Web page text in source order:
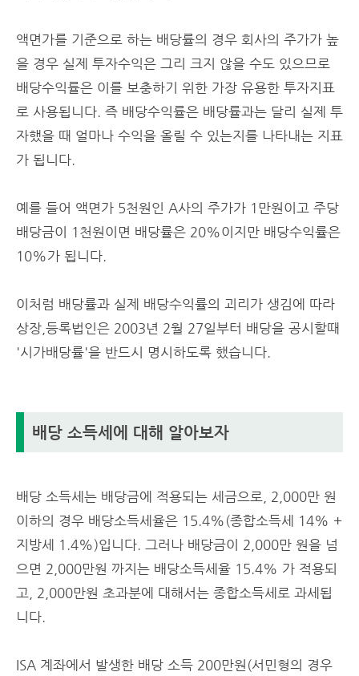
액면가를 기준으로 하는 배당률의 경우 회사의 주가가 높
을 경우 실제 투자수익은 그리 크지 않을 수도 있으므로
배당수익률은 이를 보충하기 위한 가장 유용한 투자지표
로 사용됩니다. 즉 배당수익률은 배당률과는 달리 실제 투
자했을 때 얼마나 수익을 올릴 수 있는지를 나타내는 지표
가 됩니다.
예를 들어 액면가 5천원인 A사의 주가가 1만원이고 주당
배당금이 1천원이면 배당률은 20%이지만 배당수익률은
10%가 됩니다.
이처럼 배당률과 실제 배당수익률의 괴리가 생김에 따라
상장,등록법인은 2003년 2월 27일부터 배당을 공시할때
'시가배당률'을 반드시 명시하도록 했습니다.
배당 소득세에 대해 알아보자
배당 소득세는 배당금에 적용되는 세금으로, 2,000만 원
이하의 경우 배당소득세율은 15.4%(종합소득세 14% +
지방세 1.4%)입니다. 그러나 배당금이 2,000만 원을 넘
으면 2,000만원 까지는 배당소득세율 15.4% 가 적용되
고, 2,000만원 초과분에 대해서는 종합소득세로 과세됩
니다.
ISA 계좌에서 발생한 배당 소득 200만원(서민형의 경우